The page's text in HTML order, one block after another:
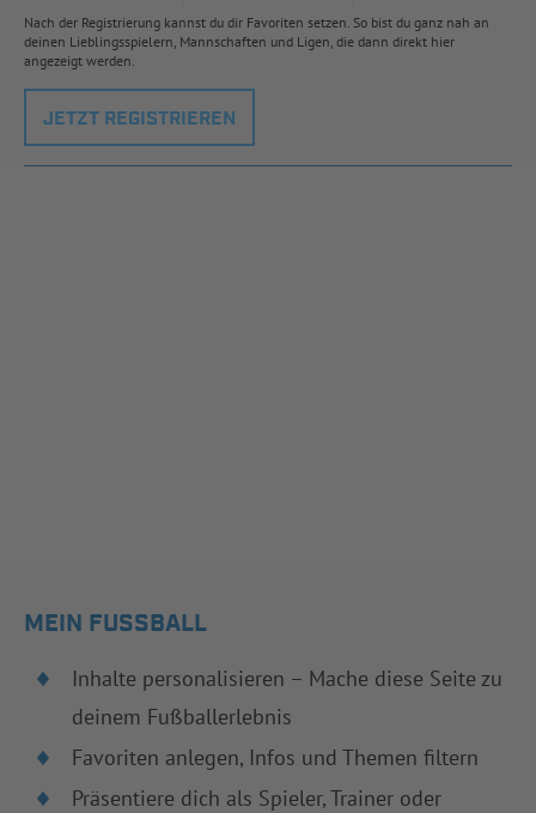
Nach der Registrierung kannst du dir Favoriten setzen. So bist du ganz nah an
deinen Lieblingsspielern, Mannschaften und Ligen, die dann direkt hier
angezeigt werden.
JETZT REGISTRIEREN
MEIN FUSSBALL
Inhalte personalisieren – Mache diese Seite zu
deinem Fußballerlebnis
Favoriten anlegen, Infos und Themen filtern
Präsentiere dich als Spieler, Trainer oder